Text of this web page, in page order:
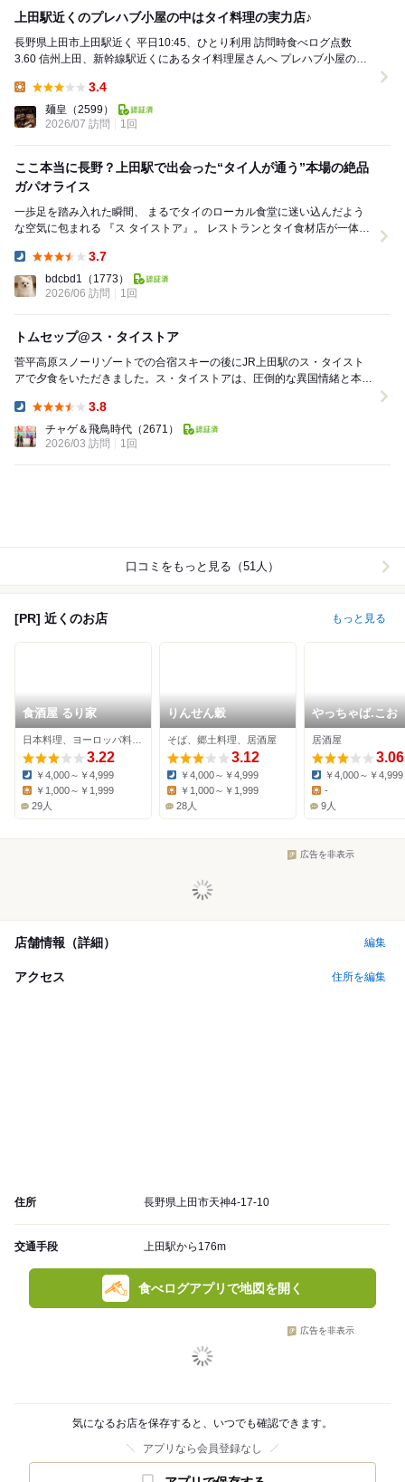
上田駅近くのプレハブ小屋の中はタイ料理の実力店♪
長野県上田市上田駅近く 平日10:45、ひとり利用 訪問時食べログ点数
3.60 信州上田、新幹線駅近くにあるタイ料理屋さんへ プレハブ小屋のお
3.4
麺皇 （2599）
2026/07 訪問
1回
ここ本当に長野？上田駅で出会った“タイ人が通う”本場の絶品
ガパオライス
一歩足を踏み入れた瞬間、 まるでタイのローカル食堂に迷い込んだよう
な空気に包まれる 『ス タイストア』。 レストランとタイ食材店が一体に
3.7
bdcbd1 （1773）
2026/06 訪問
1回
トムセップ@ス・タイストア
菅平高原スノーリゾートでの合宿スキーの後にJR上田駅のス・タイスト
アで夕食をいただきました。ス・タイストアは、圧倒的な異国情緒と本場
3.8
チャゲ＆飛鳥時代 （2671）
2026/03 訪問
1回
口コミをもっと見る（51人）
[PR] 近くのお店 もっと見る
食酒屋 るり家
3.22
Dinner:
￥4,000～￥4,999
Lunch:
￥1,000～￥1,999
29人
りんせん穀
そば、郷土料理、居酒屋
3.12
Dinner:
￥4,000～￥4,999
Lunch:
￥1,000～￥1,999
28人
やっちゃば.こお
居酒屋
3.06
Dinner:
￥4,000～￥4,999
Lunch:
-
9人
広告を非表示
店舗情報（詳細） 編集
アクセス 住所を編集
住所 長野県上田市天神4-17-10
交通手段 上田駅から176m
食べログアプリで地図を開く
広告を非表示
気になるお店を保存すると、いつでも確認できます。
アプリなら会員登録なし